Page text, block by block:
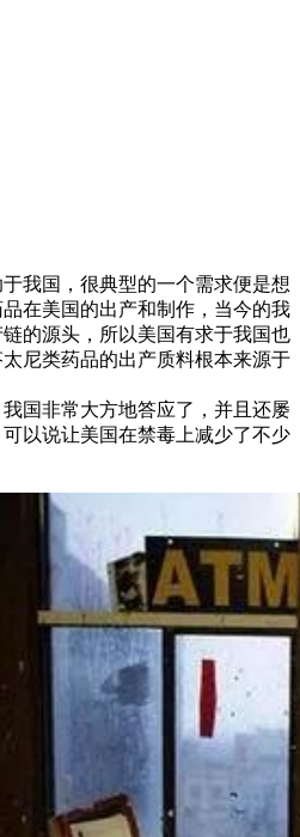
我国，很典型的一个需求便是想
在美国的出产和制作，当今的我
的源头，所以美国有求于我国也
尼类药品的出产质料根本来源于
国非常大方地答应了，并且还屡
以说让美国在禁毒上减少了不少